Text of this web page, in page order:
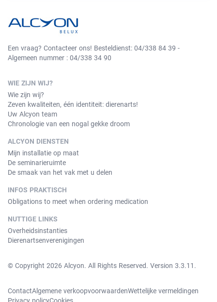
Een vraag? Contacteer ons! Besteldienst: 04/338 84 39 -
Algemeen nummer : 04/338 34 90
WIE ZIJN WIJ?
Wie zijn wij?
Zeven kwaliteiten, één identiteit: dierenarts!
Uw Alcyon team
Chronologie van een nogal gekke droom
ALCYON DIENSTEN
Mijn installatie op maat
De seminarieruimte
De smaak van het vak met u delen
INFOS PRAKTISCH
Obligations to meet when ordering medication
NUTTIGE LINKS
Overheidsinstanties
Dierenartsenverenigingen
© Copyright 2026 Alcyon. All Rights Reserved. Version 3.3.11.
ContactAlgemene verkoopvoorwaardenWettelijke vermeldingen